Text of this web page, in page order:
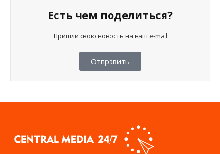
Есть чем поделиться?
Пришли свою новость на наш e-mail
Отправить